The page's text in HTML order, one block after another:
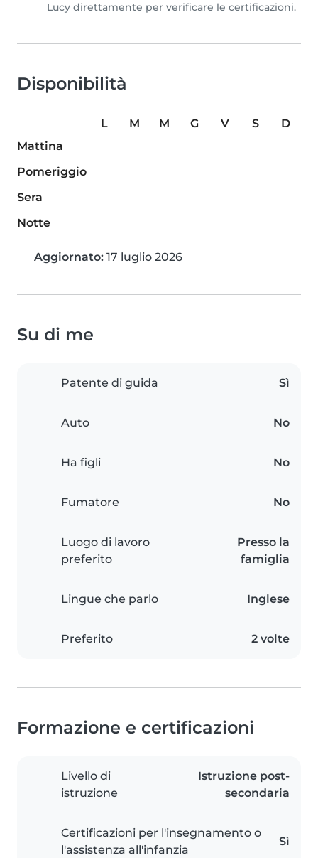
Lucy direttamente per verificare le certificazioni.
Disponibilità
L M M G V S
D
Mattina
Pomeriggio
Sera
Notte
Aggiornato: 17 luglio 2026
Su di me
Patente di guida Sì
Auto No
Ha figli No
Fumatore No
Luogo di lavoro
preferito
Presso la
famiglia
Lingue che parlo Inglese
Preferito 2 volte
Formazione e certificazioni
Livello di
istruzione
Istruzione post-
secondaria
Certificazioni per l'insegnamento o
l'assistenza all'infanzia
Sì